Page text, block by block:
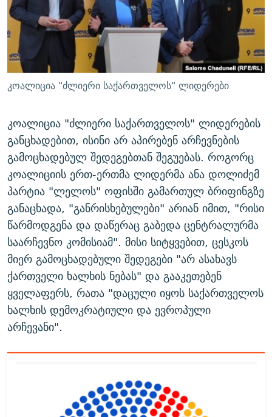
ᲛᲝᲚᲐᲞᲐᲠᲐᲙᲔ ᲢᲔᲥᲡᲢᲔᲑᲘ
ᲨᲘᲜ - ᲣᲪᲮᲝᲔᲗᲨᲘ
ᲚᲘᲢᲔᲠᲐᲢᲣᲠᲣᲚᲘ ᲬᲐᲮᲜᲐᲒᲔᲑᲘ
ᲐᲛᲔᲠᲘᲙᲣᲚᲘ ᲛᲝᲗᲮᲠᲝᲑᲐ
ᲩᲔᲛᲘ ᲡᲘᲙᲕᲓᲘᲚᲘᲡ ᲛᲘᲖᲔᲖᲘᲐ COVID-19
11 ᲬᲔᲚᲘ - 11 ᲐᲛᲑᲐᲕᲘ
ᲡᲐᲞᲐᲠᲚᲐᲛᲔᲜᲢᲝ ᲐᲠᲩᲔᲕᲜᲔᲑᲘᲡ ᲘᲡᲢᲝᲠᲘᲐ
ᲑᲐᲕᲨᲕᲔᲑᲘ ᲞᲠᲝᲡᲢᲘᲢᲣᲪᲘᲐᲨᲘ - ᲐᲛᲝᲣᲗᲥᲛᲔᲚᲘ ᲐᲛᲑᲐᲕᲘ
ᲐᲒᲕᲘᲡᲢᲝᲡ ᲝᲛᲘ
ПРИВЕТ ᲙᲣᲚᲢᲣᲠᲐ
ᲒᲐᲛᲝᲘᲬᲔᲠᲔ
რთე/რთ-ის ყველა საიტი
კოალიცია "ძლიერი საქართველოს" ლიდერები
კოალიცია "ძლიერი საქართველოს" ლიდერების
განცხადებით, ისინი არ აპირებენ არჩევნების
გამოცხადებულ შედეგებთან შეგუებას. როგორც
კოალიციის ერთ-ერთმა ლიდერმა ანა დოლიძემ
პარტია "ლელოს" ოფისში გამართულ ბრიფინგზე
განაცხადა, "განრისხებულები" არიან იმით, "რისი
წარმოდგენა და დაწერაც გაბედა ცენტრალურმა
საარჩევნო კომისიამ". მისი სიტყვებით, ცესკოს
მიერ გამოცხადებული შედეგები "არ ასახავს
ქართველი ხალხის ნებას" და გააკეთებენ
ყველაფერს, რათა "დაცული იყოს საქართველოს
ხალხის დემოკრატიული და ევროპული
არჩევანი".